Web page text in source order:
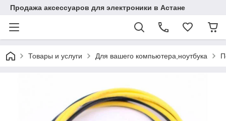
Продажа аксессуаров для электроники в Астане
Товары и услуги Для вашего компьютера,ноутбука